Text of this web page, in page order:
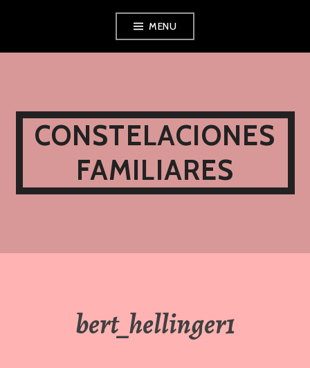
MENU
CONSTELACIONES
FAMILIARES
bert_hellinger1